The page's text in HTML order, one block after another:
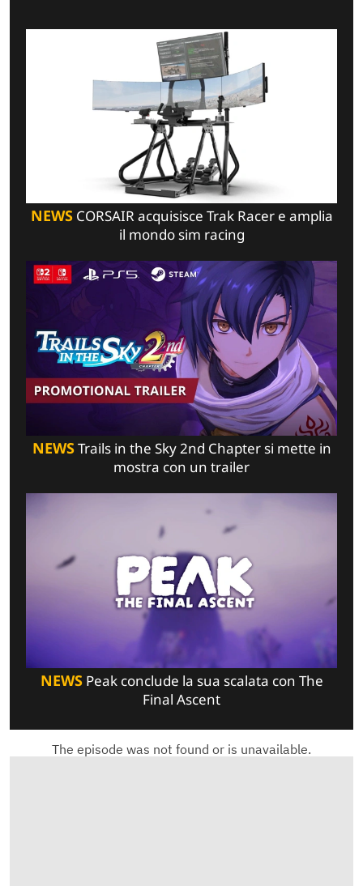
NEWSCORSAIR acquisisce Trak Racer e amplia
il mondo sim racing
NEWSTrails in the Sky 2nd Chapter si mette in
mostra con un trailer
NEWSPeak conclude la sua scalata con The
Final Ascent